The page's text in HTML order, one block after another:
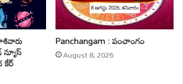
కేర్
Panchangam : పంచాంగం
August 8, 2026